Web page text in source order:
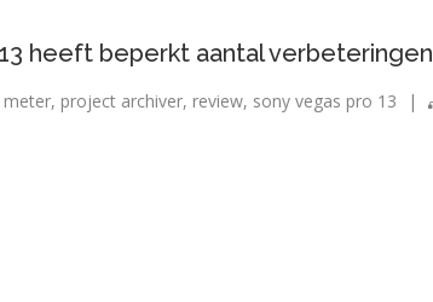
heeft beperkt aantal verbeteringen
meter, project archiver, review, sony vegas pro 13 |